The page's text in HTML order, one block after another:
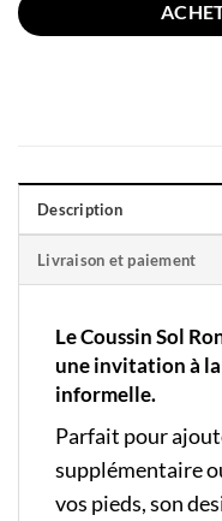
Description
Livraison et paiement
Le Coussin Sol
une invitation à la
informelle.
Parfait pour
supplémentaire
vos pieds, son